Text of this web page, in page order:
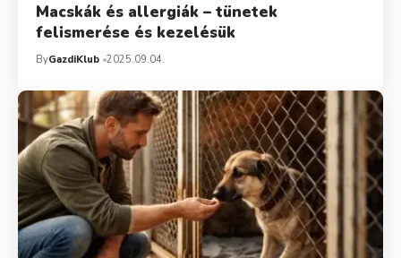
Macskák és allergiák – tünetek
felismerése és kezelésük
ByGazdiKlub 2025.09.04.